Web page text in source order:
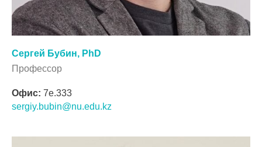
Сергей Бубин, PhD
Профессор
Офис: 7e.333
sergiy.bubin@nu.edu.kz